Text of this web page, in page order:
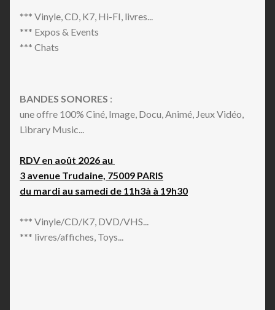
Indie Pop
Italo-Disco
Leftfield
Lo-Fi
Lovers Rock
Minimal
Modal
Modern Classical
Neo-Classical
New Age
*** Vinyle, CD, K7, Hi-FI, livres...
*** Expos & Events
*** Chats
BANDES SONORES :
une offre 100% Ciné, Image, Docu, Animé, Jeux Vidéo,
Library Music...
RDV en août 2026 au
3 avenue Trudaine, 75009 PARIS
du mardi au samedi de 11h3à à 19h30
*** Vinyle/CD/K7, DVD/VHS...
*** livres/affiches, Toys...